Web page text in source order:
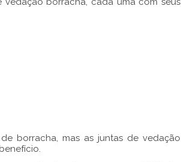
borracha, mas as juntas de vedação